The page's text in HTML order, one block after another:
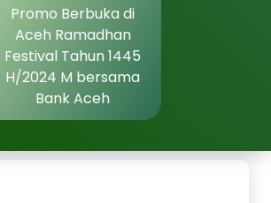
Promo Berbuka di
Aceh Ramadhan
Festival Tahun 1445
H/2024 M bersama
Bank Aceh